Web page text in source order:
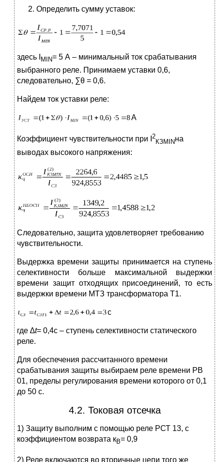
Определить сумму уставок:
здесь I MIN= 5 А – минимальный ток срабатывания
выбранного реле. Принимаем уставки 0,6,
следовательно, ∑θ = 0,6.
Найдем ток уставки реле:
А
Коэффициент чувствительности при I 2
КЗMINна
выводах высокого напряжения:
Следовательно, защита удовлетворяет требованию
чувствительности.
Выдержка времени защиты принимается на ступень
селективности больше максимальной выдержки
времени защит отходящих присоединений, то есть
выдержки времени МТЗ трансформатора Т1.
с
где ∆t= 0,4с – ступень селективности статического
реле.
Для обеспечения рассчитанного времени
срабатывания защиты выбираем реле времени РВ
01, пределы регулирования времени которого от 0,1
до 50 с.
4.2. Токовая отсечка
1) Защиту выполним с помощью реле РСТ 13, с
коэффициентом возврата кВ= 0,9
2) Реле включаются во вторичные цепи того же